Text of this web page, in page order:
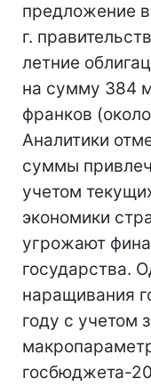
предложение
г.
летние
на сумму 384
франков
Аналитики
суммы
учетом
экономики
угрожают
государства.
наращивания
году с учетом
госбюджета-